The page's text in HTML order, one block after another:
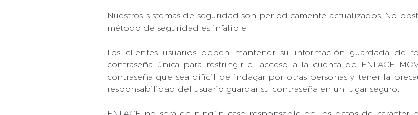
Nuestros sistemas de seguridad son periódicamente actualizados. No
método de seguridad es infalible.
Los clientes usuarios deben mantener su información guardada de
contraseña única para restringir el acceso a la cuenta de ENLACE
contraseña que sea difícil de indagar por otras personas y tener la
responsabilidad del usuario guardar su contraseña en un lugar seguro.